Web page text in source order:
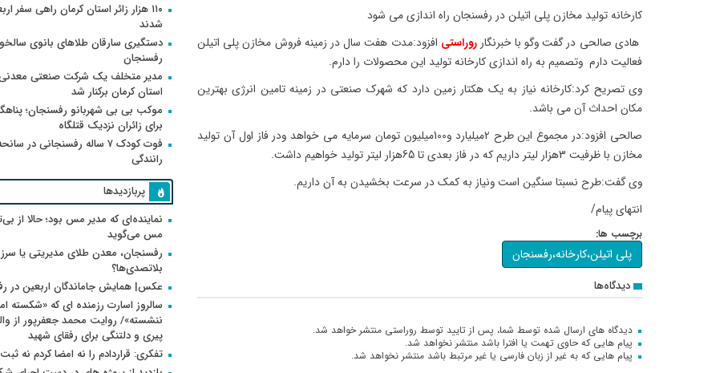
کارخانه تولید مخازن پلی اتیلن در رفسنجان راه اندازی می شود
هادی صالحی در گفت وگو با خبرنگارروراستی افزود:مدت هفت سال در زمینه فروش مخازن پلی اتیلن
فعالیت دارم وتصمیم به راه اندازی کارخانه تولید این محصولات را دارم.
وی تصریح کرد:کارخانه نیاز به یک هکتار زمین دارد که شهرک صنعتی در زمینه تامین انرژی بهترین
مکان احداث آن می باشد.
صالحی افزود:در مجموع این طرح 2میلیارد و100میلیون تومان سرمایه می خواهد ودر فاز اول آن تولید
مخازن با ظرفیت 3هزار لیتر داریم که در فاز بعدی تا 65هزار لیتر تولید خواهیم داشت.
وی گفت:طرح نسبتا سنگین است ونیاز به کمک در سرعت بخشیدن به آن داریم.
انتهای پیام/
برچسب ها:
پلی اتیلن،کارخانه،رفسنجان
دیدگاه‌ها
دیدگاه های ارسال شده توسط شما، پس از تایید توسط روراستی منتشر خواهد شد.
پیام هایی که حاوی تهمت یا افترا باشد منتشر نخواهد شد.
پیام هایی که به غیر از زبان فارسی یا غیر مرتبط باشد منتشر نخواهد شد.
۱۱۰ هزار زائر استان کرمان راهی سفر
شدند
دستگیری سارقان طلاهای بانوی
رفسنجان
مدیر متخلف یک شرکت صنعتی
استان کرمان برکنار شد
موکب بی بی شهربانو رفسنجان؛
برای زائران نزدیک قتلگاه
فوت کودک ۷ ساله رفسنجانی در
رانندگی
پربازدیدها
نماینده‌ای که مدیر مس بود؛ حالا از
مس می‌گوید
رفسنجان، معدن طلای مدیریتی یا
بلاتصدی‌ها؟
عکس| همایش جاماندگان اربعین در
سالروز اسارت رزمنده ای که «شکسته
پیری و دلتنگی برای رفقای شهید
تفکری: قراردادم را نه امضا کردم نه